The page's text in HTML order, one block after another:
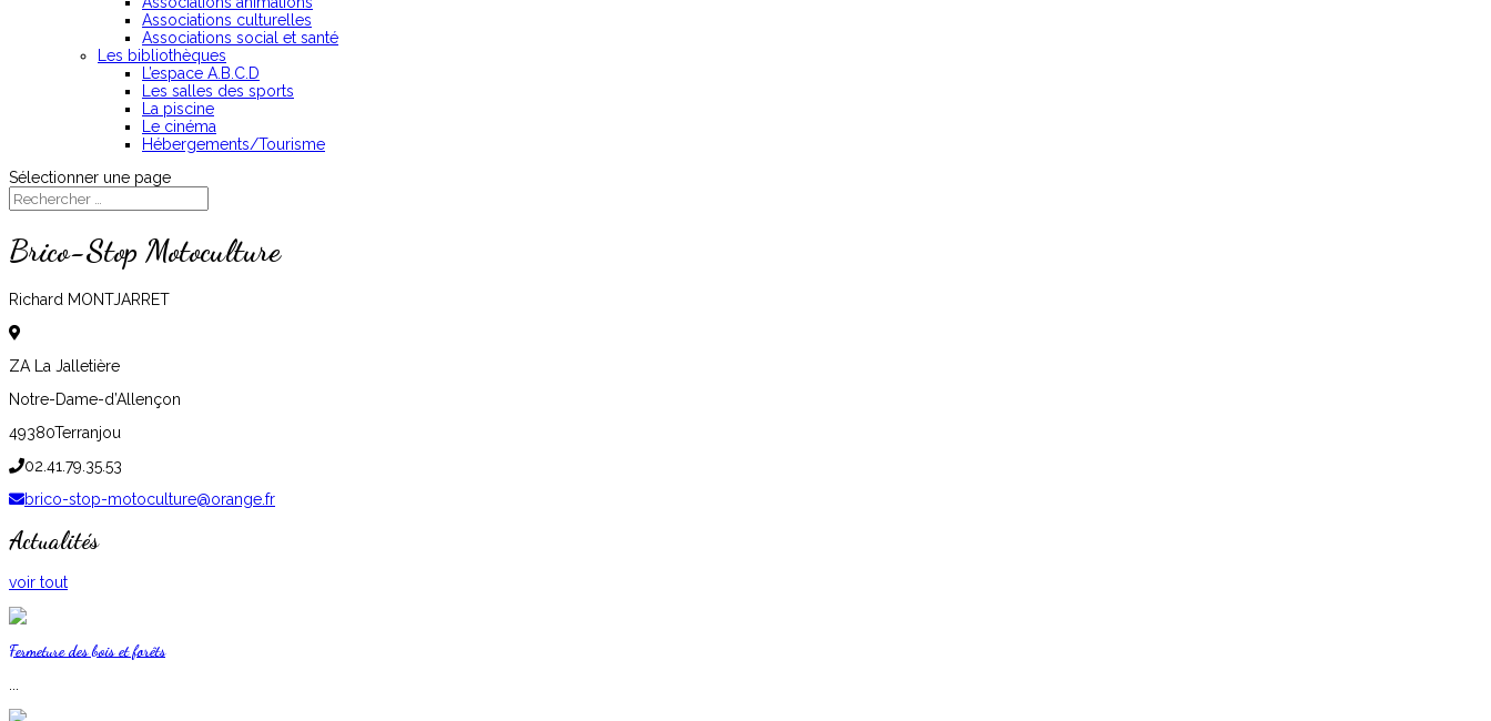
Associations culturelles
Associations social et santé
Les bibliothèques
L’espace A.B.C.D
Les salles des sports
La piscine
Le cinéma
Hébergements/Tourisme
Sélectionner une page
Brico-Stop Motoculture
Richard MONTJARRET
ZA La Jalletière
Notre-Dame-d’Allençon
49380Terranjou
02.41.79.35.53
brico-stop-motoculture@orange.fr
Actualités
voir tout
Fermeture des bois et forêts